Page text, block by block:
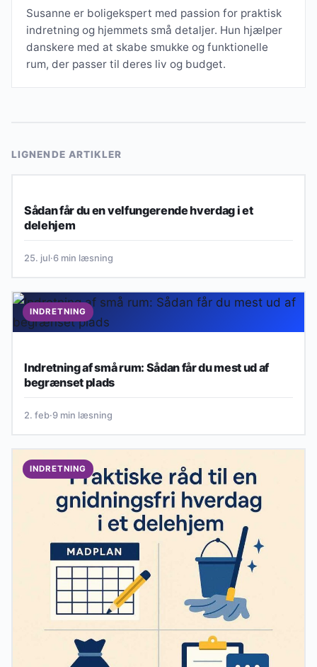
Susanne er boligekspert med passion for praktisk
indretning og hjemmets små detaljer. Hun hjælper
danskere med at skabe smukke og funktionelle
rum, der passer til deres liv og budget.
LIGNENDE ARTIKLER
Sådan får du en velfungerende hverdag i et
delehjem
25. jul·6 min læsning
INDRETNING
Indretning af små rum: Sådan får du mest ud af
begrænset plads
2. feb·9 min læsning
INDRETNING